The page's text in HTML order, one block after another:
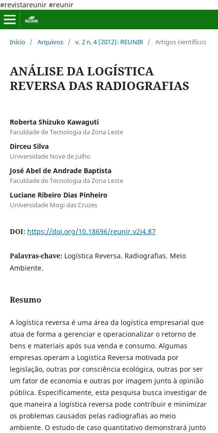
#revistareunir #reunir
Início / Arquivos / v. 2 n. 4 (2012): REUNIR / Artigos científicos
ANÁLISE DA LOGÍSTICA
REVERSA DAS RADIOGRAFIAS
Roberta Shizuko Kawaguti
Faculdade de Tecnologia da Zona Leste
Dirceu Silva
Universidade Nove de Julho
José Abel de Andrade Baptista
Faculdade de Tecnologia da Zona Leste
Luciane Ribeiro Dias Pinheiro
Universidade Mogi das Cruzes
DOI: https://doi.org/10.18696/reunir.v2i4.87
Palavras-chave: Logística Reversa. Radiografias. Meio
Ambiente.
Resumo
A logística reversa é uma área da logística empresarial que
atua de forma a gerenciar e operacionalizar o retorno de
bens e materiais após sua venda e consumo. Algumas
empresas operam a Logística Reversa motivada por
legislação, outras por consciência ecológica, outras por ser
um fator de economia e outras por imagem junto à opinião
pública. Especificamente, esta pesquisa busca investigar de
que maneira a logística reversa pode contribuir e minimizar
os problemas causados pelas radiografias ao meio
ambiente. O estudo de caso quantitativo demonstrará junto